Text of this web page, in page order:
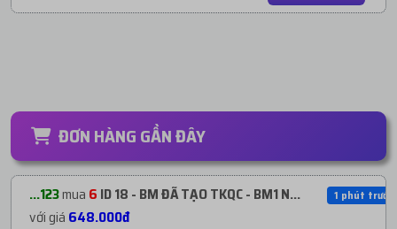
ĐƠN HÀNG GẦN ĐÂY
...123mua 6 ID 18 - BM ĐÃ TẠO TKQC - BM1 N...
với giá 648.000đ
1 phút trước